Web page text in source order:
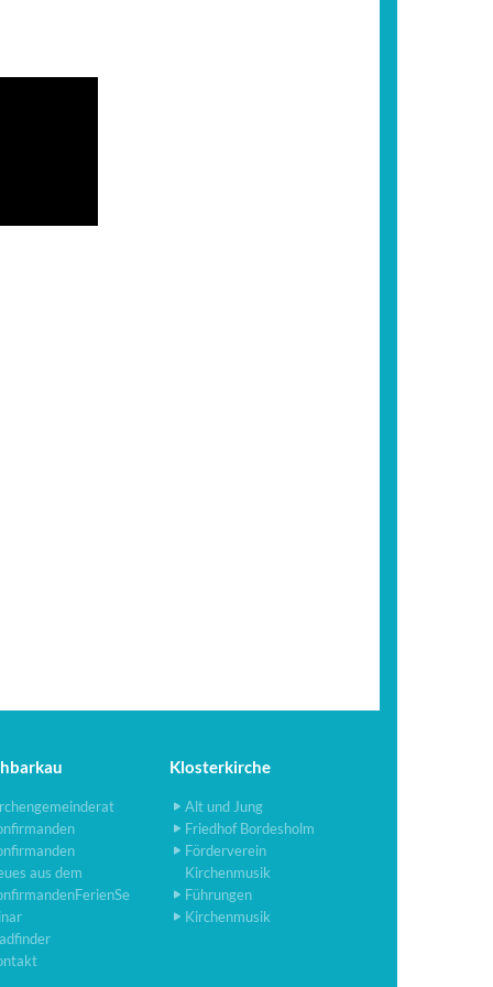
aus dem
Klosterkirche
Alt und Jung
Friedhof Bordesholm
Förderverein
Kirchenmusik
Führungen
Kirchenmusik